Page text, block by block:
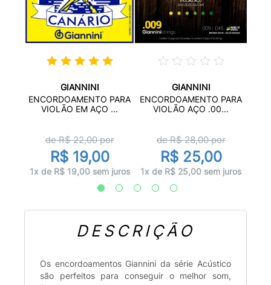
GIANNINI
ENCORDOAMENTO PARA
VIOLÃO EM AÇO ...
de R$22,00por
R$ 19,00
1x de R$ 19,00 sem juros
GIANNINI
ENCORDOAMENTO PARA
VIOLÃO AÇO .00...
de R$28,00por
R$ 25,00
1x de R$ 25,00 sem juros
DESCRIÇÃO
Os encordoamentos Giannini da série Acústico
são perfeitos para conseguir o melhor som,